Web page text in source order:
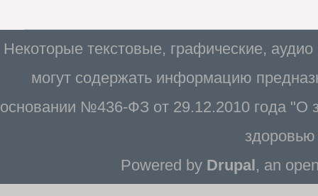
Некоторые текстовые, графические,
могут содержать информацию
основании №436-ФЗ от 29.12.2010 года "О
Powered by Drupal, an